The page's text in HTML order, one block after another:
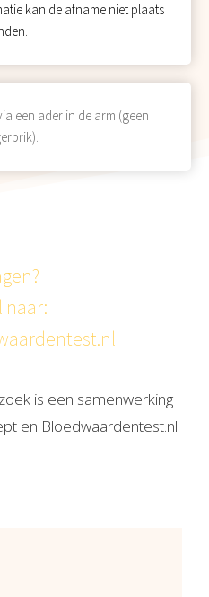
kan de afname niet plaats
een ader in de arm (geen
naar:
is een samenwerking
en Bloedwaardentest.nl